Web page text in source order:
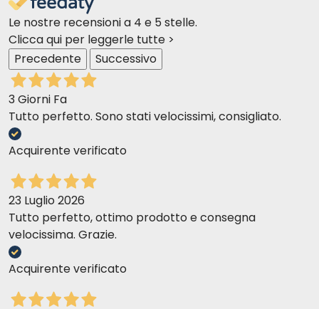
Le nostre recensioni a 4 e 5 stelle.
Clicca qui per leggerle tutte >
Precedente
Successivo
3 Giorni Fa
Tutto perfetto. Sono stati velocissimi, consigliato.
Acquirente verificato
23 Luglio 2026
Tutto perfetto, ottimo prodotto e consegna
velocissima. Grazie.
Acquirente verificato